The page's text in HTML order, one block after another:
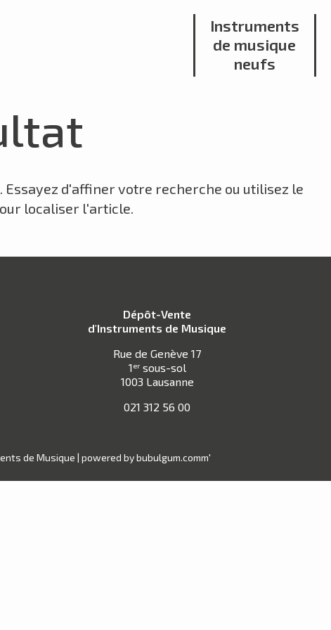
Instruments
de musique
neufs
d'affiner votre recherche ou utilisez le
localiser l'article.
Dépôt-Vente
d'Instruments de Musique
Rue de Genève 17
1 ersous-sol
1003 Lausanne
021 312 56 00
de Musique | powered by bubulgum.comm'